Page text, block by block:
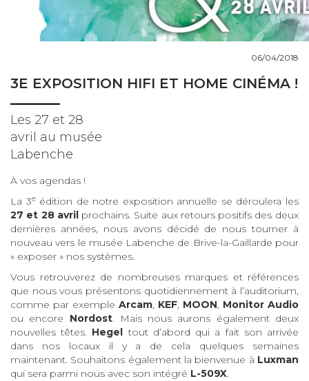
3E EXPOSITION HIFI ET HOME CINÉMA !
06/04/2018
Les 27 et 28
avril au musée
Labenche
À vos agendas !
La 3eédition de notre exposition annuelle se déroulera les
27 et 28 avrilprochains. Suite aux retours positifs des deux
dernières années, nous avons décidé de nous tourner à
nouveau vers le musée Labenche de Brive-la-Gaillarde pour
« exposer » nos systèmes.
Vous retrouverez de nombreuses marques et références
que nous vous présentons quotidiennement à l’auditorium,
comme par exemple Arcam, KEF, MOON, Monitor Audio
ou encore Nordost. Mais nous aurons également deux
nouvelles têtes. Hegel tout d’abord qui a fait son arrivée
dans nos locaux il y a de cela quelques semaines
maintenant. Souhaitons également la bienvenue à Luxman
qui sera parmi nous avec son intégré L-509X.